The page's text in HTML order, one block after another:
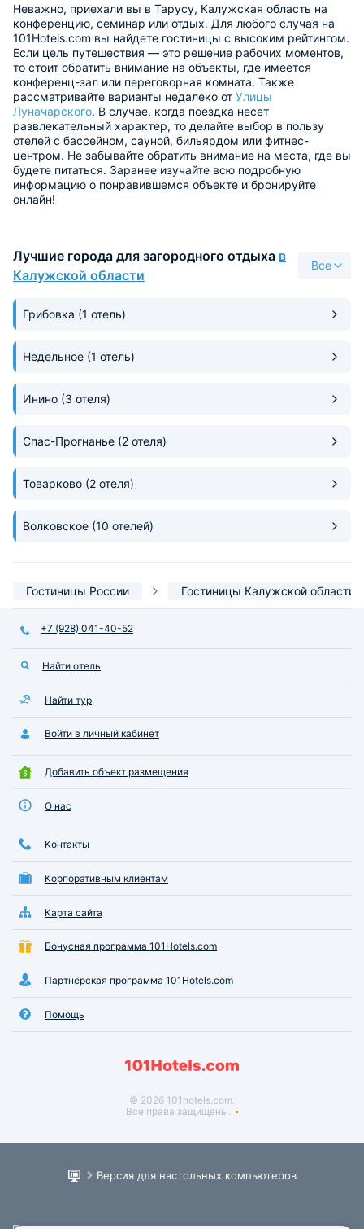
Неважно, приехали вы в Тарусу, Калужская область на
конференцию, семинар или отдых. Для любого случая на
101Hotels.com вы найдете гостиницы с высоким рейтингом.
Если цель путешествия — это решение рабочих моментов,
то стоит обратить внимание на объекты, где имеется
конференц-зал или переговорная комната. Также
рассматривайте варианты недалеко от Улицы
Луначарского. В случае, когда поездка несет
развлекательный характер, то делайте выбор в пользу
отелей с бассейном, сауной, бильярдом или фитнес-
центром. Не забывайте обратить внимание на места, где вы
будете питаться. Заранее изучайте всю подробную
информацию о понравившемся объекте и бронируйте
онлайн!
Лучшие города для загородного отдыха в
Калужской области
Все
Грибовка (1 отель)
Недельное (1 отель)
Инино (3 отеля)
Спас-Прогнанье (2 отеля)
Товарково (2 отеля)
Волковское (10 отелей)
Гостиницы России Гостиницы Калужской области
+7 (928) 041-40-52
Найти отель
Найти тур
Войти в личный кабинет
Добавить объект размещения
О нас
Контакты
Корпоративным клиентам
Карта сайта
Бонусная программа 101Hotels.com
Партнёрская программа 101Hotels.com
Помощь
© 2026 101hotels.com.
Все права защищены.
Версия для настольных компьютеров